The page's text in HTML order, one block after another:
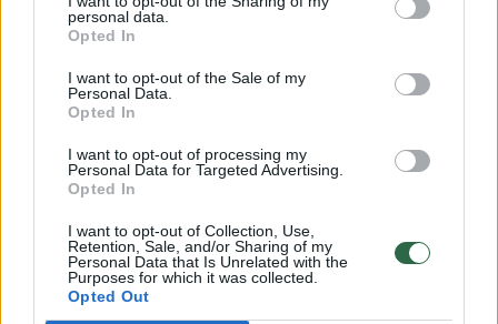
personal data.
Opted In
I want to opt-out of the Sale of my
Personal Data.
Opted In
I want to opt-out of processing my
Personal Data for Targeted Advertising.
Opted In
I want to opt-out of Collection, Use,
Retention, Sale, and/or Sharing of my
Personal Data that Is Unrelated with the
Purposes for which it was collected.
Opted Out
Daugiau nuotraukų (3)
Kartais renovuotose „Norfose“ žmonės pageidauja, kad
jose būtų įrengta daugiau savitarnos kasų.
„Žmonės yra linkę naudotis pažangiomis
technologijomis, o savitarnos kasos –
dabarties progreso išraiška. Manyčiau, kad